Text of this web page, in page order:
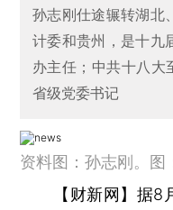
孙志刚仕途辗转湖北
计委和贵州，是十九
办主任；中共十八大
省级党委书记
资料图：孙志刚。图
【财新网】 据8